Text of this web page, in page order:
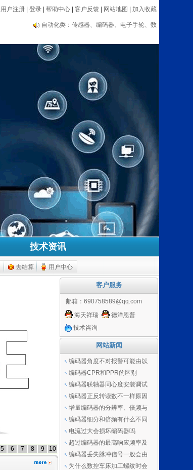
用户注册 登录 帮助中心 客户反馈 网站地图 加入收藏
编码器大品牌推荐：海德汉、内密控、欧姆
显表、测速器等设备
编码器大品牌推荐：海德汉、内密控、欧姆
龙、光洋等
自动化类：传感器、编码器、电子手轮、数
显表、测速器等设备
技术资讯
去结算 用户中心
5 6 7 8 9 10
客户服务
邮箱： 690758589@qq.com
海天祥瑞
德洋恩普
技术咨询
网站新闻
编码器角度不对报警可能由以
编码器CPR和PPR的区别
编码器联轴器同心度安装调试
编码器正反转读数不一样原因
增量编码器的分辨率、倍频与
编码器细分和倍频有什么不同
电流过大会损坏编码器吗
超过编码器的最高响应频率及
编码器丢失脉冲信号一般会由
为什么数控车床加工螺纹时会